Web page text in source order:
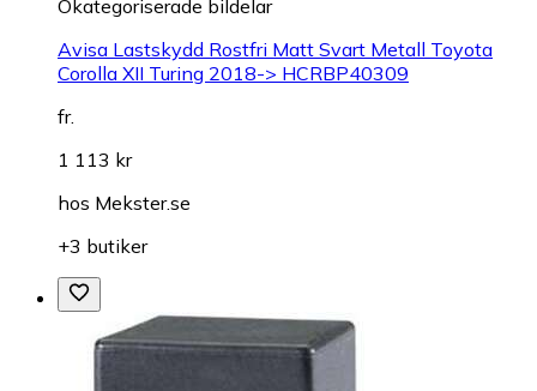
Okategoriserade bildelar
Avisa Lastskydd Rostfri Matt Svart Metall Toyota
Corolla XII Turing 2018-> HCRBP40309
fr.
1 113 kr
hos Mekster.se
+3 butiker